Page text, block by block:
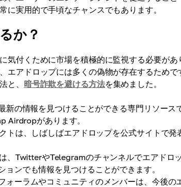
実用的で手頃なチャンスでもあります。
か？
気付くために市場を積極的に監視する必要があ
アドロップには多くの偽物が存在するためで
と、 暗号詐欺を避ける方法を集めました。
の情報を見つけることができる専門リソース
Airdropがあります。
トは、しばしばエアドロップを公式サイトで発
、TwitterやTelegramのチャンネルでエアドロ
ンでも情報を見つけることができます。
ーラムやコミュニティのメンバーは、今後の